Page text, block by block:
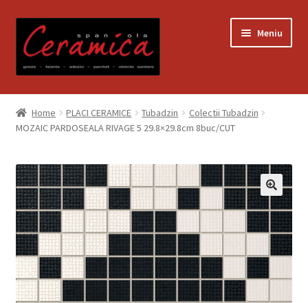
la
navigare
la
conținut
Meniu
Prima pagină
Blog
Contact
Contul meu
Coș
Despre noi
Home PLACI CERAMICE Tubadzin
Colectii Tubadzin
MOZAIC PARDOSEALA RIVAGE 5 29.8×29.8cm 8buc/CUT